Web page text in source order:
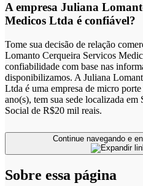
A empresa Juliana
Medicos Ltda é confiável?
Tome sua decisão de relação
Lomanto Cerqueira Servicos
confiabilidade com base nas
disponibilizamos. A Juliana
Ltda é uma empresa de micro
ano(s), tem sua sede localizada
Social de R$20 mil reais.
Sobre essa página